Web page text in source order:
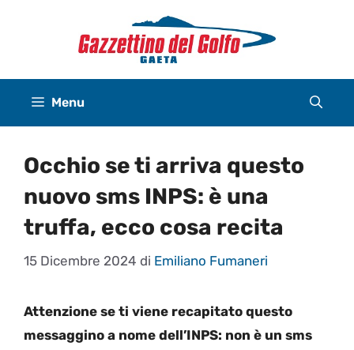
Menu
Occhio se ti arriva questo
nuovo sms INPS: è una
truffa, ecco cosa recita
15 Dicembre 2024 di Emiliano Fumaneri
Attenzione se ti viene recapitato questo
messaggino a nome dell’INPS: non è un sms